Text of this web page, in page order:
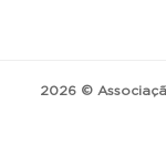
2026 ©